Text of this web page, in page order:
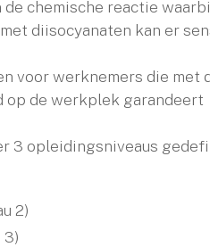
chemische reactie
diisocyanaten kan er
voor werknemers die
de werkplek garandeert
3 opleidingsniveaus
2)
3)